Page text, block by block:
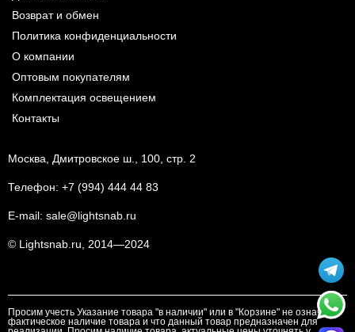
Возврат и обмен
Политика конфиденциальности
О компании
Оптовым покупателям
Комплектация освещением
Контакты
Москва, Дмитровское ш., 100, стр. 2
Телефон: +7 (994) 444 44 83
E-mail: sale@lightsnab.ru
© Lightsnab.ru, 2014—2024
Просим учесть Указание товара "в наличии" или в "Корзине" не означает
фактическое наличие товара и что данный товар предназначен для